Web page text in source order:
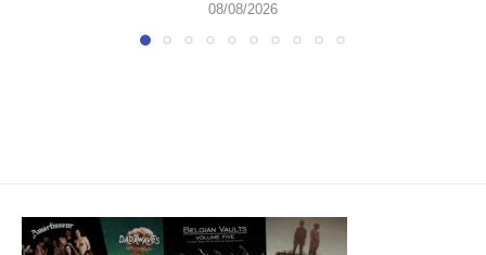
08/08/2026